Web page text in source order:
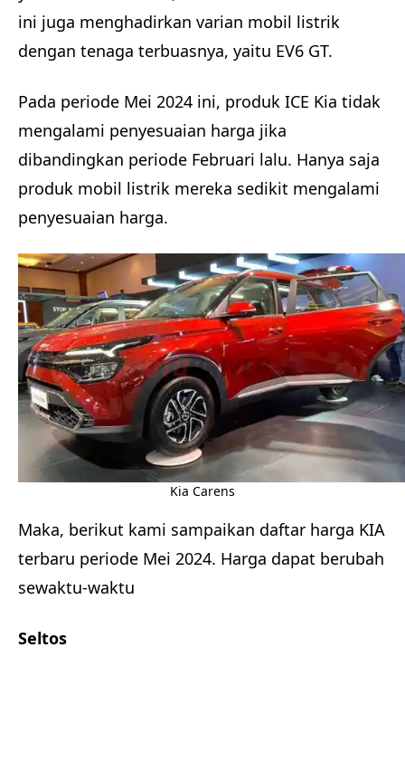
ini juga menghadirkan varian mobil listrik
dengan tenaga terbuasnya, yaitu EV6 GT.
Pada periode Mei 2024 ini, produk ICE Kia tidak
mengalami penyesuaian harga jika
dibandingkan periode Februari lalu. Hanya saja
produk mobil listrik mereka sedikit mengalami
penyesuaian harga.
Kia Carens
Maka, berikut kami sampaikan daftar harga KIA
terbaru periode Mei 2024. Harga dapat berubah
sewaktu-waktu
Seltos